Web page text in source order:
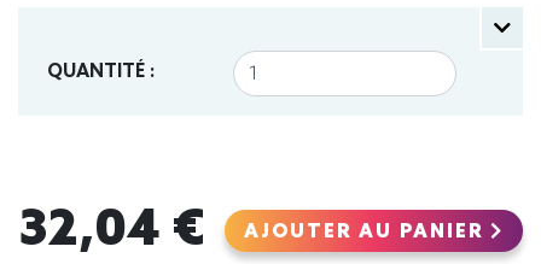
QUANTITÉ :
32,04 € AJOUTER AU PANIER